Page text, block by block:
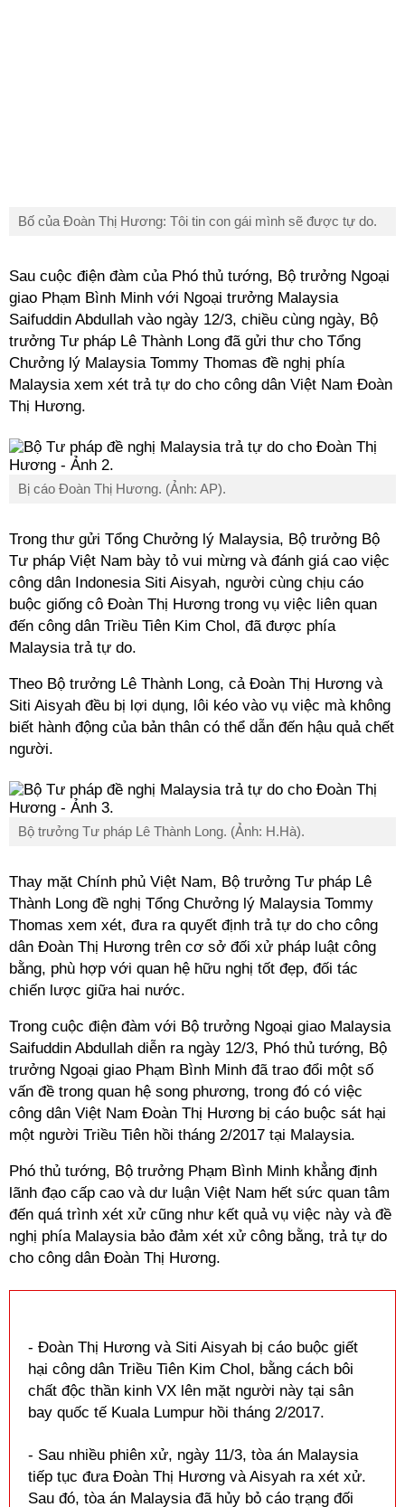
Bố của Đoàn Thị Hương: Tôi tin con gái mình sẽ được tự do.
Sau cuộc điện đàm của Phó thủ tướng, Bộ trưởng Ngoại
giao Phạm Bình Minh với Ngoại trưởng Malaysia
Saifuddin Abdullah vào ngày 12/3, chiều cùng ngày, Bộ
trưởng Tư pháp Lê Thành Long đã gửi thư cho Tổng
Chưởng lý Malaysia Tommy Thomas đề nghị phía
Malaysia xem xét trả tự do cho công dân Việt Nam Đoàn
Thị Hương.
Bị cáo Đoàn Thị Hương. (Ảnh: AP).
Trong thư gửi Tổng Chưởng lý Malaysia, Bộ trưởng Bộ
Tư pháp Việt Nam bày tỏ vui mừng và đánh giá cao việc
công dân Indonesia Siti Aisyah, người cùng chịu cáo
buộc giống cô Đoàn Thị Hương trong vụ việc liên quan
đến công dân Triều Tiên Kim Chol, đã được phía
Malaysia trả tự do.
Theo Bộ trưởng Lê Thành Long, cả Đoàn Thị Hương và
Siti Aisyah đều bị lợi dụng, lôi kéo vào vụ việc mà không
biết hành động của bản thân có thể dẫn đến hậu quả chết
người.
Bộ trưởng Tư pháp Lê Thành Long. (Ảnh: H.Hà).
Thay mặt Chính phủ Việt Nam, Bộ trưởng Tư pháp Lê
Thành Long đề nghị Tổng Chưởng lý Malaysia Tommy
Thomas xem xét, đưa ra quyết định trả tự do cho công
dân Đoàn Thị Hương trên cơ sở đối xử pháp luật công
bằng, phù hợp với quan hệ hữu nghị tốt đẹp, đối tác
chiến lược giữa hai nước.
Trong cuộc điện đàm với Bộ trưởng Ngoại giao Malaysia
Saifuddin Abdullah diễn ra ngày 12/3, Phó thủ tướng, Bộ
trưởng Ngoại giao Phạm Bình Minh đã trao đổi một số
vấn đề trong quan hệ song phương, trong đó có việc
công dân Việt Nam Đoàn Thị Hương bị cáo buộc sát hại
một người Triều Tiên hồi tháng 2/2017 tại Malaysia.
Phó thủ tướng, Bộ trưởng Phạm Bình Minh khẳng định
lãnh đạo cấp cao và dư luận Việt Nam hết sức quan tâm
đến quá trình xét xử cũng như kết quả vụ việc này và đề
nghị phía Malaysia bảo đảm xét xử công bằng, trả tự do
cho công dân Đoàn Thị Hương.
- Đoàn Thị Hương và Siti Aisyah bị cáo buộc giết
hại công dân Triều Tiên Kim Chol, bằng cách bôi
chất độc thần kinh VX lên mặt người này tại sân
bay quốc tế Kuala Lumpur hồi tháng 2/2017.
- Sau nhiều phiên xử, ngày 11/3, tòa án Malaysia
tiếp tục đưa Đoàn Thị Hương và Aisyah ra xét xử.
Sau đó, tòa án Malaysia đã hủy bỏ cáo trạng đối